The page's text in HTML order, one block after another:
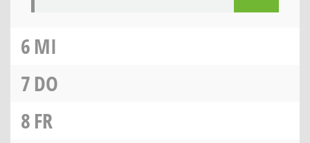
6MI
7DO
8FR